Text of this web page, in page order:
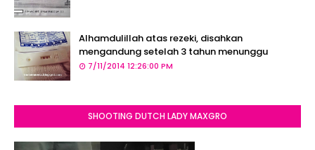
Alhamdulillah atas rezeki, disahkan
mengandung setelah 3 tahun menunggu
7/11/2014 12:26:00 PM
SHOOTING DUTCH LADY MAXGRO